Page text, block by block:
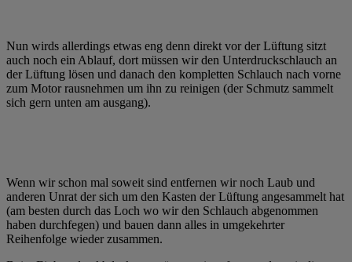
Nun wirds allerdings etwas eng denn direkt vor der Lüftung sitzt
auch noch ein Ablauf, dort müssen wir den Unterdruckschlauch an
der Lüftung lösen und danach den kompletten Schlauch nach vorne
zum Motor rausnehmen um ihn zu reinigen (der Schmutz sammelt
sich gern unten am ausgang).
Wenn wir schon mal soweit sind entfernen wir noch Laub und
anderen Unrat der sich um den Kasten der Lüftung angesammelt hat
(am besten durch das Loch wo wir den Schlauch abgenommen
haben durchfegen) und bauen dann alles in umgekehrter
Reihenfolge wieder zusammen.